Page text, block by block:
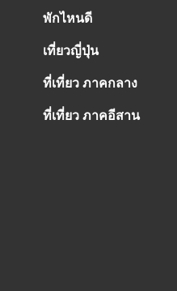
พักไหนดี
เที่ยวญี่ปุ่น
ที่เที่ยว ภาคกลาง
ที่เที่ยว ภาคอีสาน